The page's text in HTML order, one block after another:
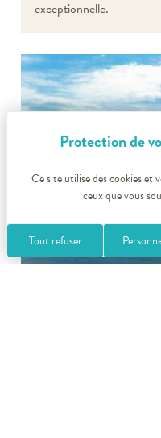
exceptionnelle.
Ce site utilise des cookies et
ceux que vous
Tout refuser